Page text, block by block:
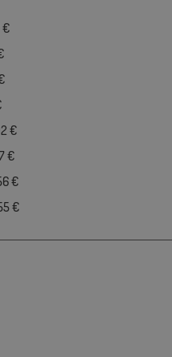
€
€
€
€
€